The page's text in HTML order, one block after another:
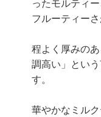
ったモルティ
フルーティーさ
程よく厚みの
調高い」とい
す。
華やかなミル